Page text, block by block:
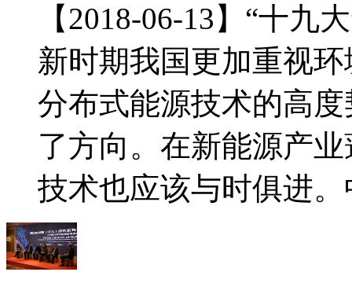
【2018-06-13】“十九
新时期我国更加重视
分布式能源技术的高
了方向。在新能源产
技术也应该与时俱进。